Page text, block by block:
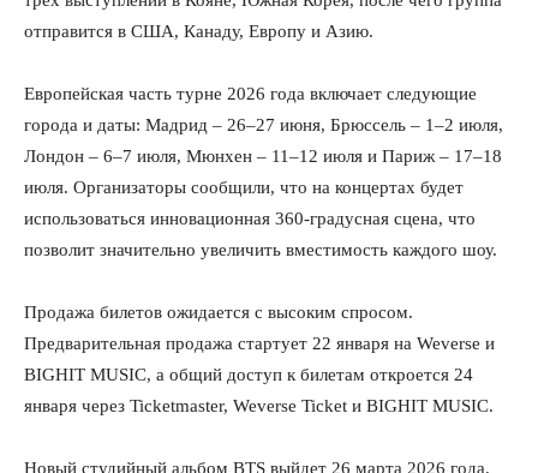
отправится в США, Канаду, Европу и Азию.
Европейская часть турне 2026 года включает следующие
города и даты: Мадрид – 26–27 июня, Брюссель – 1–2 июля,
Лондон – 6–7 июля, Мюнхен – 11–12 июля и Париж – 17–18
июля. Организаторы сообщили, что на концертах будет
использоваться инновационная 360-градусная сцена, что
позволит значительно увеличить вместимость каждого шоу.
Продажа билетов ожидается с высоким спросом.
Предварительная продажа стартует 22 января на Weverse и
BIGHIT MUSIC, а общий доступ к билетам откроется 24
января через Ticketmaster, Weverse Ticket и BIGHIT MUSIC.
Новый студийный альбом BTS выйдет 26 марта 2026 года.